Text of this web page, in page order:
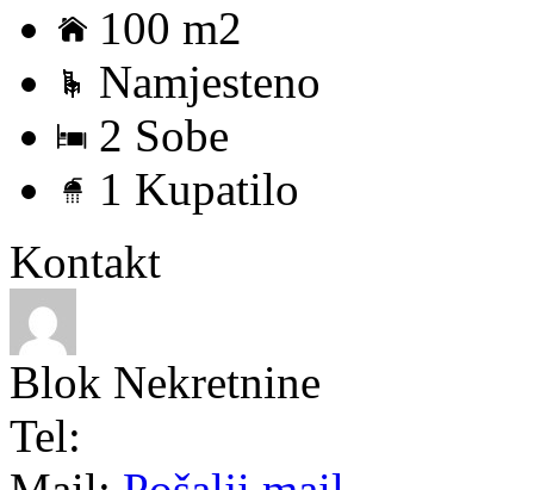
100 m2
Namjesteno
2 Sobe
1 Kupatilo
Kontakt
Blok Nekretnine
Tel: